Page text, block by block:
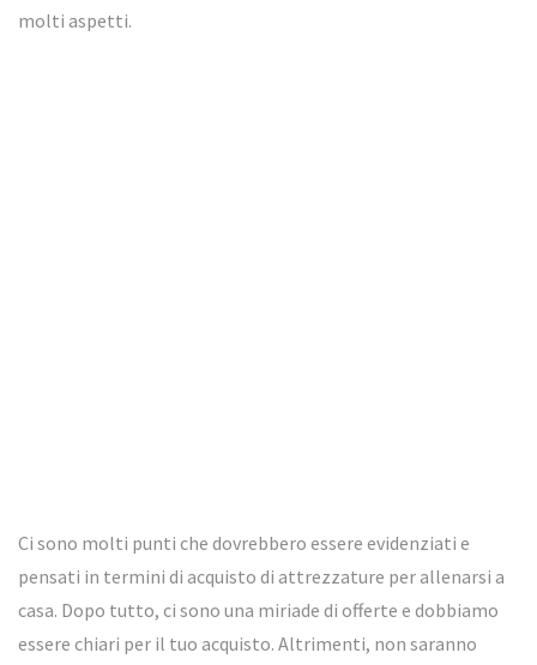
molti aspetti.
Ci sono molti punti che dovrebbero essere evidenziati e
pensati in termini di acquisto di attrezzature per allenarsi a
casa. Dopo tutto, ci sono una miriade di offerte e dobbiamo
essere chiari per il tuo acquisto. Altrimenti, non saranno